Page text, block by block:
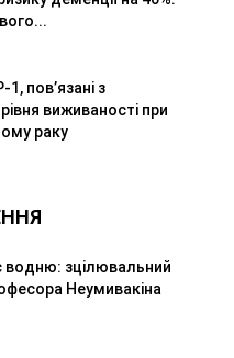
пов’язані з
виживаності при
раку
водню: зцілювальний
Неумивакіна